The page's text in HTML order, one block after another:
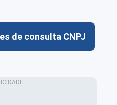
de consulta CNPJ